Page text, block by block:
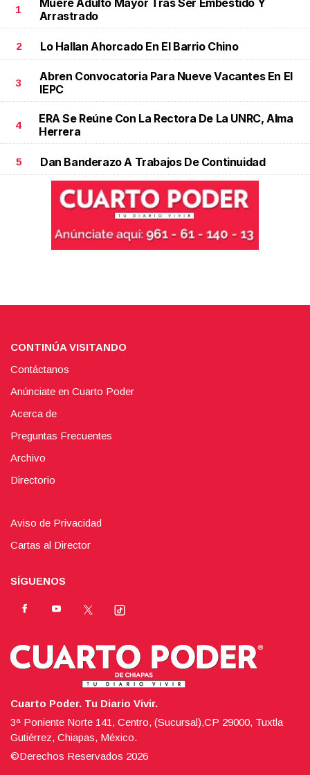
1
Muere Adulto Mayor Tras Ser Embestido Y
Arrastrado
2 Lo Hallan Ahorcado En El Barrio Chino
3
Abren Convocatoria Para Nueve Vacantes En El
IEPC
4
ERA Se Reúne Con La Rectora De La UNRC, Alma
Herrera
5 Dan Banderazo A Trabajos De Continuidad
CONTINÚA VISITANDO
Contáctanos
Anúnciate en Cuarto Poder
Acerca de
Preguntas Frecuentes
Archivo
Directorio
Aviso de Privacidad
Cartas al Director
SÍGUENOS
Cuarto Poder. Tu Diario Vivir.
3ª Poniente Norte 141, Centro, (Sucursal),CP 29000, Tuxtla
Gutiérrez, Chiapas, México.
©Derechos Reservados 2026